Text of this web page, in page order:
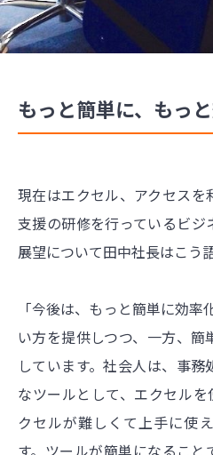
もっと簡単に、もっ
現在はエクセル、アクセス
支援の研修を行っているビ
展望について田中社長はこう
「今後は、もっと簡単に効
い方を提供しつつ、一方、
しています。社会人は、事
なツールとして、エクセル
クセルが難しくて上手に使